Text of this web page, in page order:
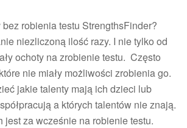
talenty
robienia testu StrengthsFinder?
niezliczoną ilość razy. I nie tylko od
ochoty na zrobienie testu. Często
nie miały możliwości zrobienia go.
jakie talenty mają ich dzieci lub
a których talentów nie znają.
jest za wcześnie na robienie testu.